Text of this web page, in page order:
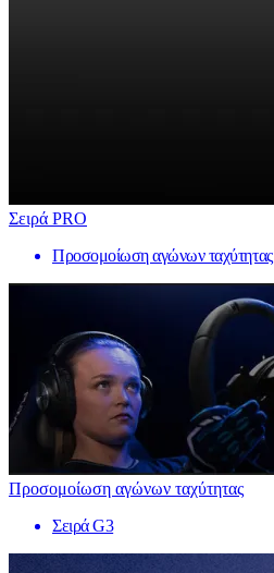
Σειρά PRO
Προσομοίωση αγώνων ταχύτητας
Προσομοίωση αγώνων ταχύτητας
Σειρά G3